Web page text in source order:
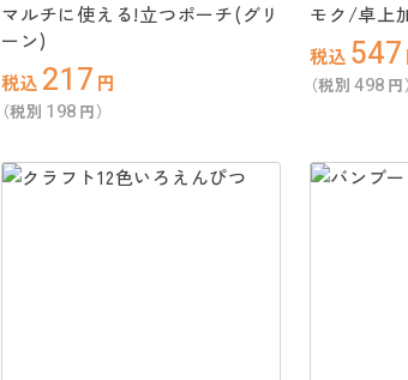
マルチに使える!立つポーチ(グリ
ーン)
税込 217 円
（税別 198 円）
モク/卓上
税込 547
（税別 498